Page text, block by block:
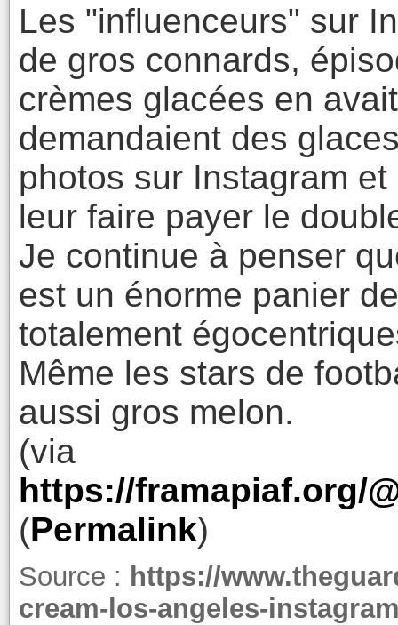
Les "influenceurs" sur
de gros connards,
crèmes glacées en
demandaient des
photos sur Instagram
leur faire payer le
Je continue à penser
est un énorme panier
totalement
Même les stars de
aussi gros melon.
(via
https://framapiaf.org/
(Permalink)
Source : https://
cream-los-angeles-